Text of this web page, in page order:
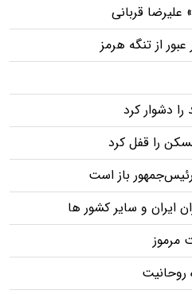
علیرضا قربانی
از تنگه هرمز
دشوار کرد
را قفل کرد
باز است
ایران و سایر کشور ها
مرموز
روحانیت